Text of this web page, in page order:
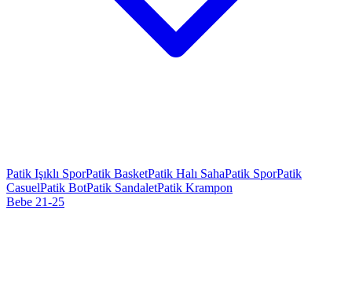
Patik Işıklı SporPatik BasketPatik Halı SahaPatik SporPatik
CasuelPatik BotPatik SandaletPatik Krampon
Bebe 21-25